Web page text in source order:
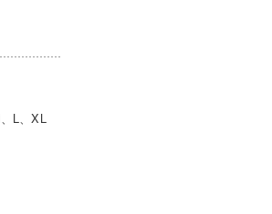
L、XL